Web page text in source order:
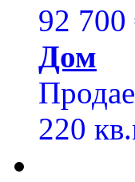
92 700
Дом
220